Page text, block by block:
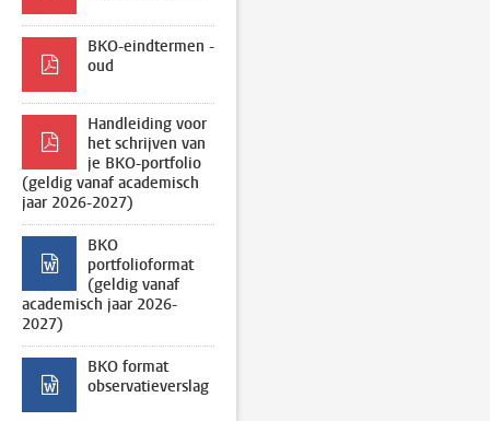
BKO-eindtermen -
oud
Handleiding voor
het schrijven van
je BKO-portfolio
(geldig vanaf academisch
jaar 2026-2027)
BKO
portfolioformat
(geldig vanaf
academisch jaar 2026-
2027)
BKO format
observatieverslag